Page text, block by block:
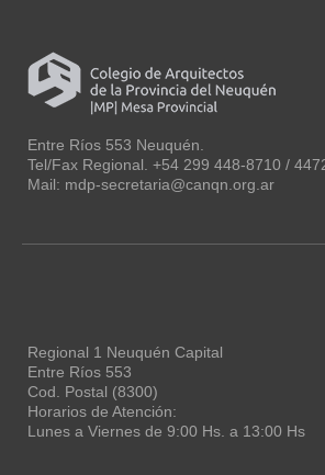
Entre Ríos 553 Neuquén.
Tel/Fax Regional. +54 299 448-8710 /
Mail: mdp-secretaria@canqn.org.ar
Regional 1 Neuquén Capital
Entre Ríos 553
Cod. Postal (8300)
Horarios de Atención:
Lunes a Viernes de 9:00 Hs. a 13:00 Hs